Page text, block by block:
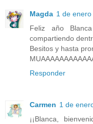
Magda 1 de
Feliz año
compartiendo
Besitos y hasta
Responder
Carmen 1 de
¡¡Blanca,